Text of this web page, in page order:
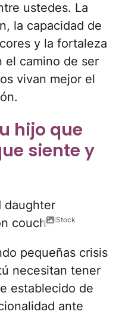
ustedes. La
la capacidad de
y la fortaleza
el camino de ser
vivan mejor el
hijo que
siente y
iStock
pequeñas crisis
necesitan tener
establecido de
ante